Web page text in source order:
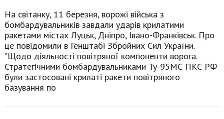
На світанку, 11 березня, ворожі війська з
бомбардувальників завдали ударів крилатими
ракетами містах Луцьк, Дніпро, Івано-Франківськ. Про
це повідомили в Генштабі Збройних Сил України.
"Щодо діяльності повітряної компоненти ворога.
Стратегічними бомбардувальниками Ту-95МС ПКС РФ
були застосовані крилаті ракети повітряного
базування по